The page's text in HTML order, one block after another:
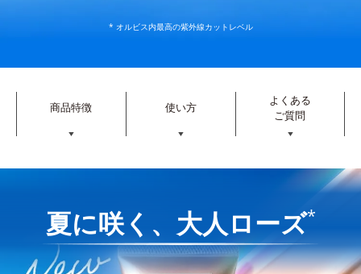
* オルビス内最高の紫外線カットレベル
商品特徴
▼
使い方
▼
よくある
ご質問
▼
夏に咲く、大人ローズ*